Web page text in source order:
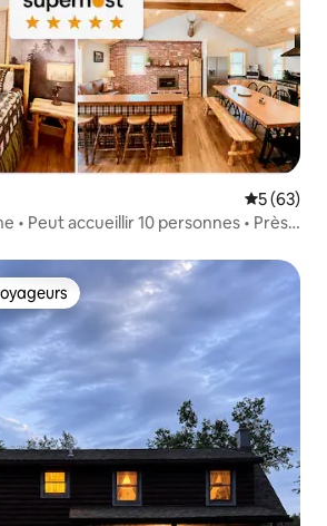
5 (63)
• Peut accueillir 10 personnes • Près
les plus appréciés